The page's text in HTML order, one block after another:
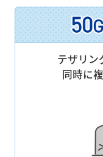
テザリン
同時に